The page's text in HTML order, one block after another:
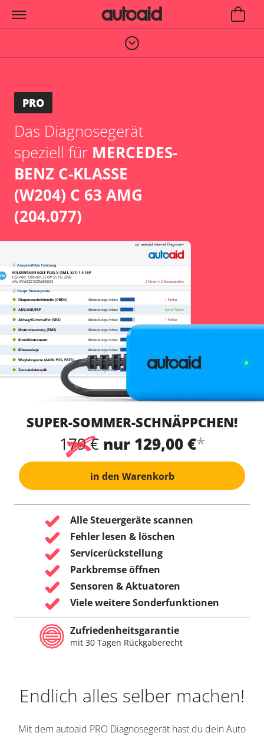
PRO
Das Diagnosegerät
speziell für MERCEDES-
BENZ C-KLASSE
(W204) C 63 AMG
(204.077)
SUPER-SOMMER-SCHNÄPPCHEN!
179 € nur 129,00 €*
in den Warenkorb
Alle Steuergeräte scannen
Fehler lesen & löschen
Servicerückstellung
Parkbremse öffnen
Sensoren & Aktuatoren
Viele weitere Sonderfunktionen
Zufriedenheitsgarantie
mit 30 Tagen Rückgaberecht
Endlich alles selber machen!
Mit dem autoaid PRO Diagnosegerät hast du dein Auto